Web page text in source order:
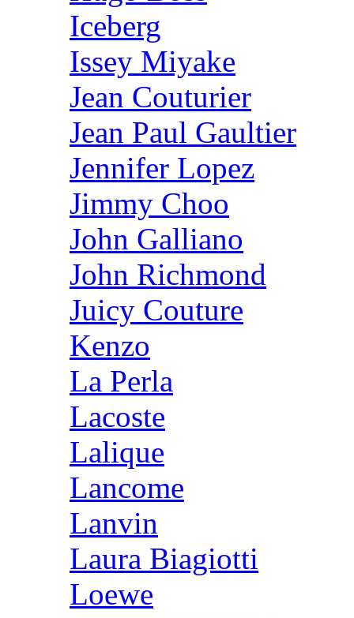
Iceberg
Issey Miyake
Jean Couturier
Jean Paul Gaultier
Jennifer Lopez
Jimmy Choo
John Galliano
John Richmond
Juicy Couture
Kenzo
La Perla
Lacoste
Lalique
Lancome
Lanvin
Laura Biagiotti
Loewe